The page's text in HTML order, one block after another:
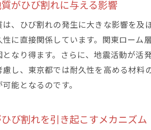
地下
配管
公共
ひび
ひび
がひび割れに与える影響
は、ひび割れの発生に大きな影響を
に直接関係しています。関東ローム
となり得ます。さらに、地震活動が
し、東京都では耐久性を高める材料
能となるのです。
び割れを引き起こすメカニズム